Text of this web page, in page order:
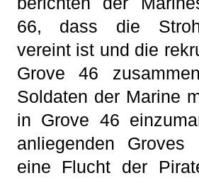
66, dass die
vereint ist und die
Grove 46
Soldaten der Marine
in Grove 46
anliegenden
eine Flucht der